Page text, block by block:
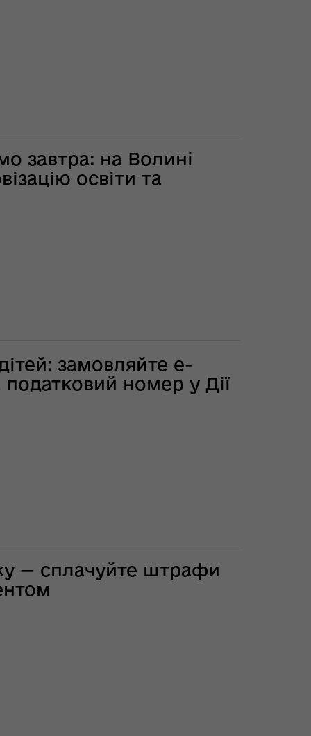
завтра: на Волині
освіти та
замовляйте е-
податковий номер у Дії
— сплачуйте штрафи